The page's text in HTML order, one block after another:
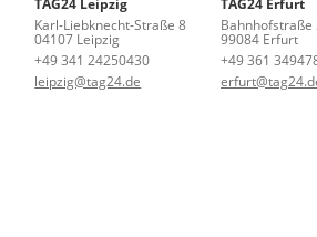
Karl-Liebknecht-Straße 8
04107 Leipzig
+49 341 24250430
leipzig@tag24.de
Bahnhofstraße
99084 Erfurt
+49 361